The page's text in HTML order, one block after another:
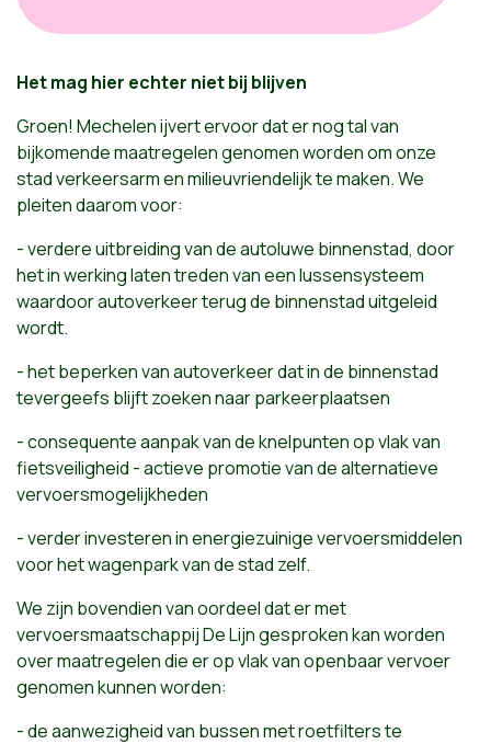
Het mag hier echter niet bij blijven
Groen! Mechelen ijvert ervoor dat er nog tal van
bijkomende maatregelen genomen worden om onze
stad verkeersarm en milieuvriendelijk te maken. We
pleiten daarom voor:
- verdere uitbreiding van de autoluwe binnenstad, door
het in werking laten treden van een lussensysteem
waardoor autoverkeer terug de binnenstad uitgeleid
wordt.
- het beperken van autoverkeer dat in de binnenstad
tevergeefs blijft zoeken naar parkeerplaatsen
- consequente aanpak van de knelpunten op vlak van
fietsveiligheid - actieve promotie van de alternatieve
vervoersmogelijkheden
- verder investeren in energiezuinige vervoersmiddelen
voor het wagenpark van de stad zelf.
We zijn bovendien van oordeel dat er met
vervoersmaatschappij De Lijn gesproken kan worden
over maatregelen die er op vlak van openbaar vervoer
genomen kunnen worden:
- de aanwezigheid van bussen met roetfilters te